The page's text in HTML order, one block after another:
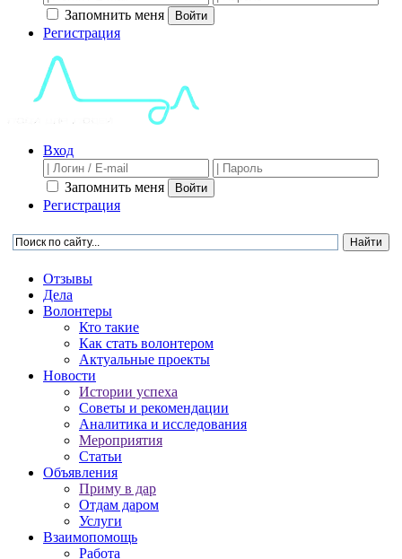
Запомнить меня Войти
Регистрация
Вход
Запомнить меня Войти
Регистрация
Отзывы
Дела
Волонтеры
Кто такие
Как стать волонтером
Актуальные проекты
Новости
Истории успеха
Советы и рекомендации
Аналитика и исследования
Мероприятия
Статьи
Объявления
Приму в дар
Отдам даром
Услуги
Взаимопомощь
Работа